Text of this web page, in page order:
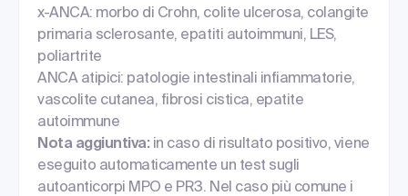
x-ANCA: morbo di Crohn, colite ulcerosa, colangite
primaria sclerosante, epatiti autoimmuni, LES,
poliartrite
ANCA atipici: patologie intestinali infiammatorie,
vascolite cutanea, fibrosi cistica, epatite
autoimmune
Nota aggiuntiva:in caso di risultato positivo, viene
eseguito automaticamente un test sugli
autoanticorpi MPO e PR3. Nel caso più comune i